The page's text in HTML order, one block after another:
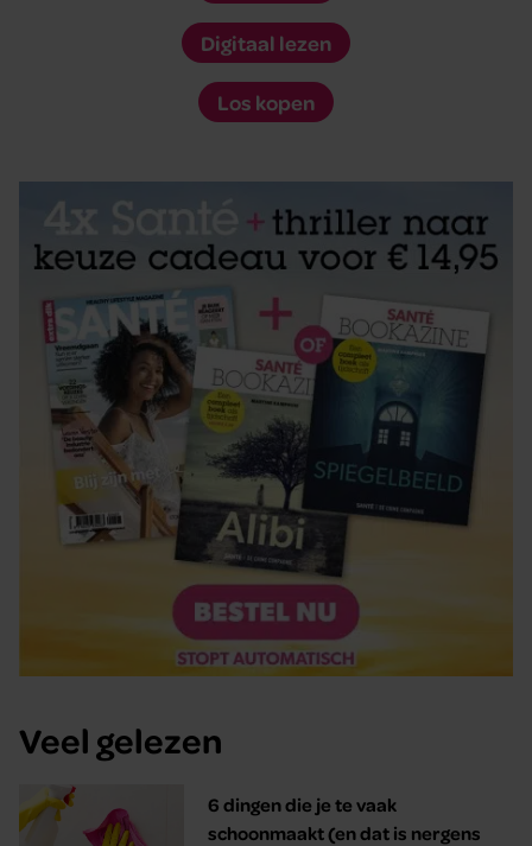
Digitaal lezen
Los kopen